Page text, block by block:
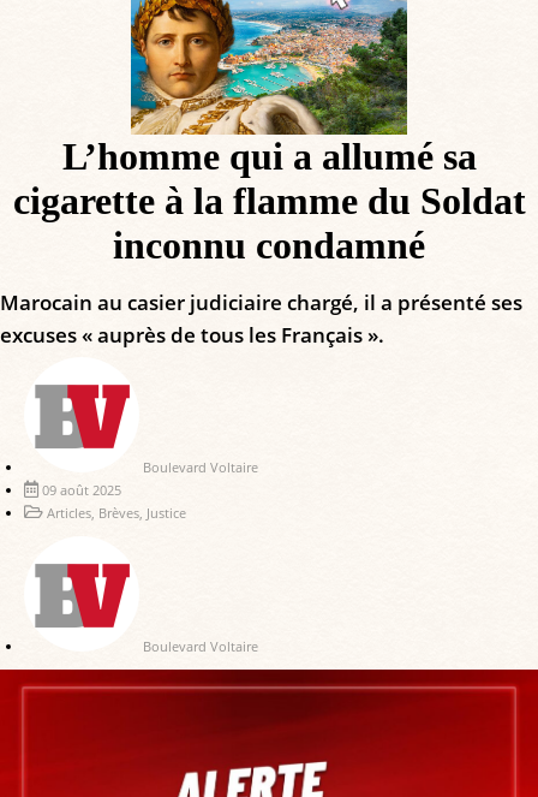
L’homme qui a allumé sa
cigarette à la flamme du Soldat
inconnu condamné
Marocain au casier judiciaire chargé, il a présenté ses
excuses « auprès de tous les Français ».
Boulevard Voltaire
09 août 2025
Articles Brèves Justice
Boulevard Voltaire